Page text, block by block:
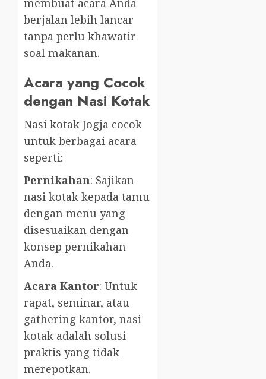
membuat acara Anda
berjalan lebih lancar
tanpa perlu khawatir
soal makanan.
Acara yang Cocok
dengan Nasi Kotak
Nasi kotak Jogja cocok
untuk berbagai acara
seperti:
Pernikahan: Sajikan
nasi kotak kepada tamu
dengan menu yang
disesuaikan dengan
konsep pernikahan
Anda.
Acara Kantor: Untuk
rapat, seminar, atau
gathering kantor, nasi
kotak adalah solusi
praktis yang tidak
merepotkan.